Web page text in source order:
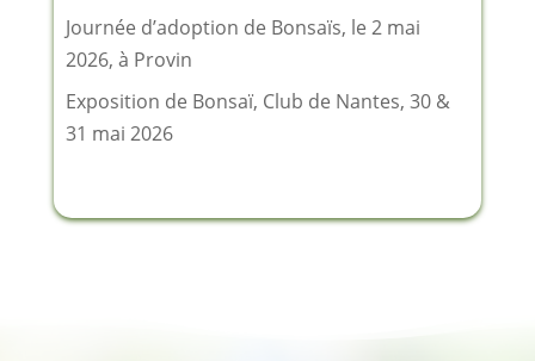
Journée d’adoption de Bonsaïs, le 2 mai
2026, à Provin
Exposition de Bonsaï, Club de Nantes, 30 &
31 mai 2026